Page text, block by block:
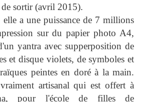
sortir (avril 2015).
a une puissance de 7 millions
sur du papier photo A4,
yantra avec supperposition de
et disque violets, de symboles et
peintes en doré à la main.
artisanal qui est offert à
pour l'école de filles de